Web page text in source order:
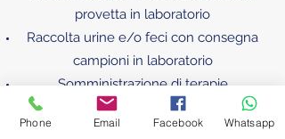
provetta in laboratorio
Raccolta urine e/o feci con consegna
campioni in laboratorio
Somministrazione di terapie
Gestione nutrizione enterale
Gestione e controllo stomie
Phone Email Facebook Whatsapp